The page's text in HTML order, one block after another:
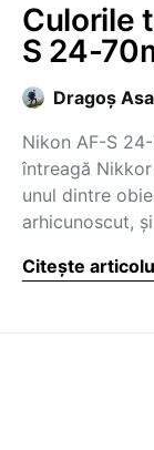
Culorile
S 24-
Dragoş
Nikon AF-S
întreagă
unul dintre
arhicunoscut,
Citește